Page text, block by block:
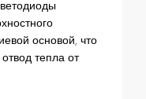
основой, что
тепла от